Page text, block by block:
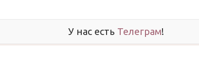
У нас есть Телеграм!